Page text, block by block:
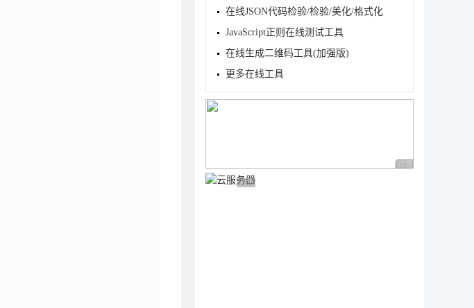
在线JSON代码检验/检验/美化/格式化
JavaScript正则在线测试工具
在线生成二维码工具(加强版)
更多在线工具
广告 商业广告，理性
广告 商业广告，理性选择